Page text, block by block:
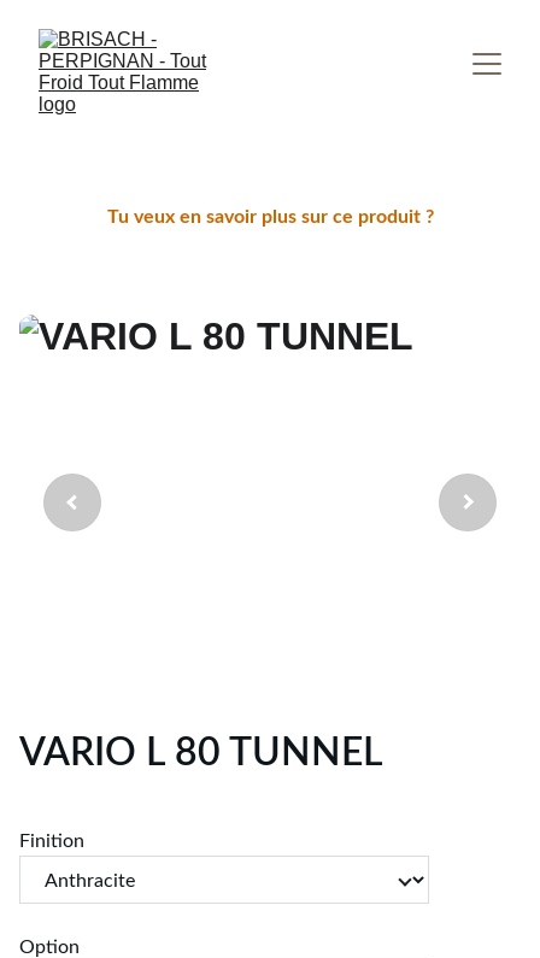
Tu veux en savoir plus sur ce produit ?
VARIO L 80 TUNNEL
Finition
Option